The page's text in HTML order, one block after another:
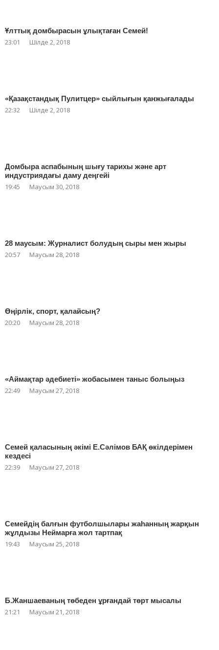
Ұлттық домбырасын ұлықтаған Семей!
23:01 Шілде 2, 2018
«Қазақстандық Пулитцер» сыйлығын қанжығалады
22:32 Шілде 2, 2018
Домбыра аспабының шығу тарихы және арт
индустриядағы даму деңгейі
19:45 Маусым 30, 2018
28 маусым: Журналист болудың сыры мен жыры
20:57 Маусым 28, 2018
Өңірлік, спорт, қалайсың?
20:20 Маусым 28, 2018
«Аймақтар әдебиеті» жобасымен таныс болыңыз
22:49 Маусым 27, 2018
Семей қаласының әкімі Е.Сәлімов БАҚ өкілдерімен
кездесі
22:39 Маусым 27, 2018
Семейдің балғын футболшылары жаһанның жарқын
жұлдызы Неймарға жол тартпақ
19:43 Маусым 25, 2018
Б.Жаншаеваның төбеден ұрғандай төрт мысалы
21:21 Маусым 21, 2018